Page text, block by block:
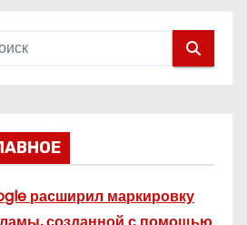
расширил маркировку